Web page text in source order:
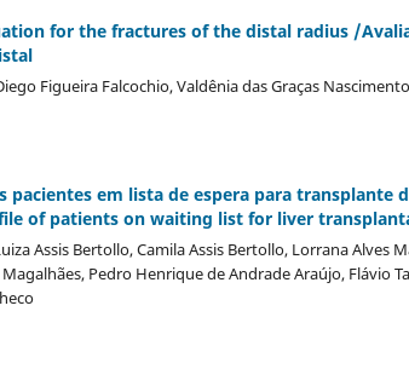
for the fractures of the distal radius /
Figueira Falcochio, Valdênia das Graças
em lista de espera para transplante
of patients on waiting list for liver
Assis Bertollo, Camila Assis Bertollo, Lorrana Alves
Pedro Henrique de Andrade Araújo, Flávio